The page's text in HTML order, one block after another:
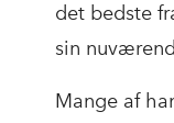
det bedste
sin
Mange af